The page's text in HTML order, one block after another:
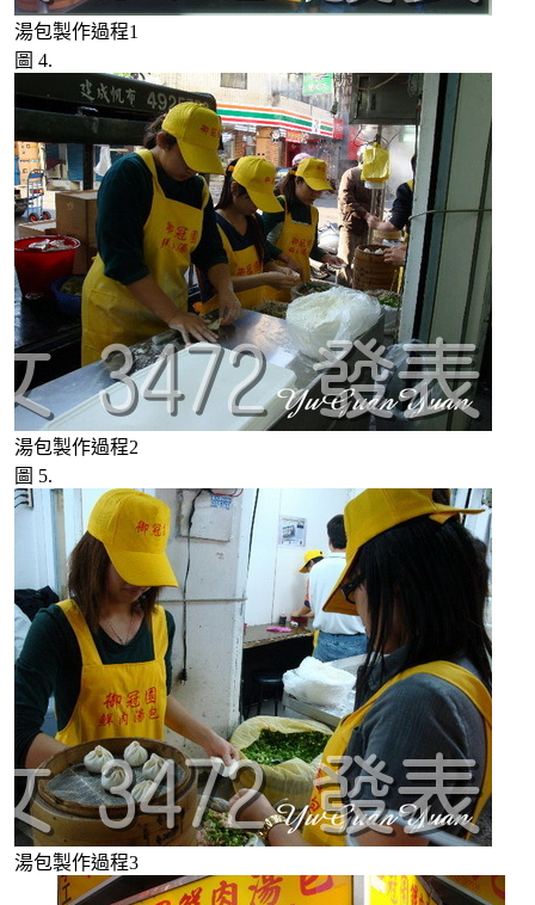
湯包製作過程1
圖 4.
湯包製作過程2
圖 5.
湯包製作過程3